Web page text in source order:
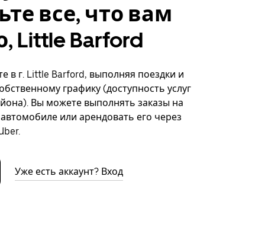
все, что вам
Little Barford
в г. Little Barford, выполняя поездки и
графику (доступность услуг
Вы можете выполнять заказы на
или арендовать его через
Уже есть аккаунт? Вход